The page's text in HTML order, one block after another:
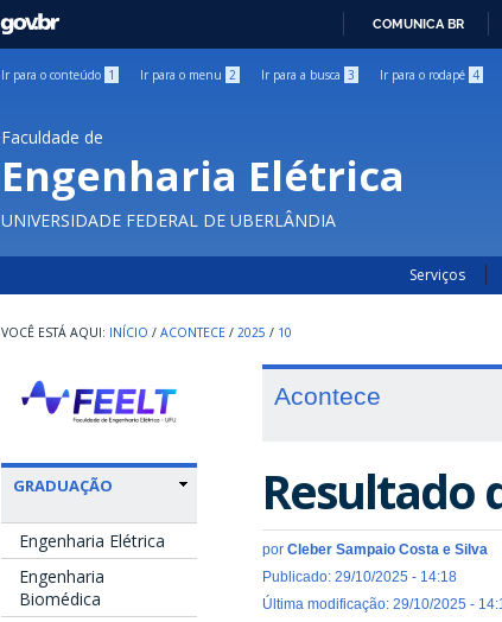
GOVBR
COMUNICA BR
Ir para o conteúdo 1 Ir para o menu 2 Ir para a busca 3 Ir para o rodapé 4
Faculdade de
Engenharia Elétrica
UNIVERSIDADE FEDERAL DE UBERLÂNDIA
Serviços
INÍCIO / ACONTECE / 2025 / 10
GRADUAÇÃO
Engenharia Elétrica
Engenharia
Biomédica
Acontece
Resultado
por Cleber Sampaio Costa e Silva
Publicado: 29/10/2025 - 14:18
Última modificação: 29/10/2025 -